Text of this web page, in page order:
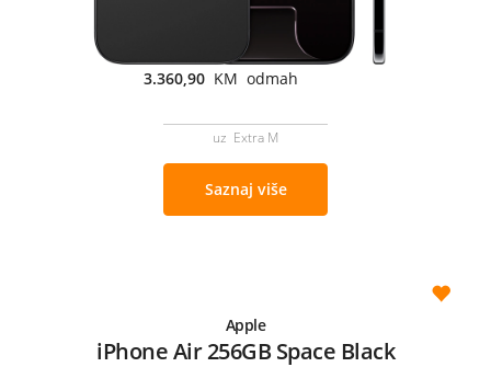
3.360,90 KM odmah
uz Extra M
Saznaj više
Apple
iPhone Air 256GB Space Black